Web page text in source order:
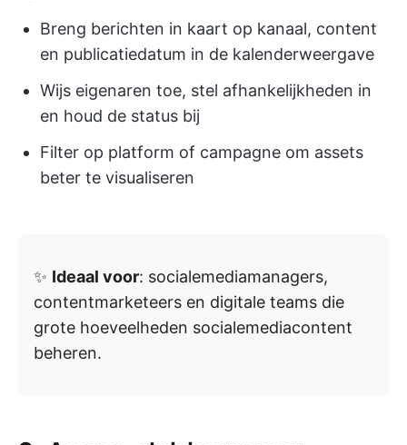
Breng berichten in kaart op kanaal, content
en publicatiedatum in de kalenderweergave
Wijs eigenaren toe, stel afhankelijkheden in
en houd de status bij
Filter op platform of campagne om assets
beter te visualiseren
✨ Ideaal voor: socialemediamanagers,
contentmarketeers en digitale teams die
grote hoeveelheden socialemediacontent
beheren.